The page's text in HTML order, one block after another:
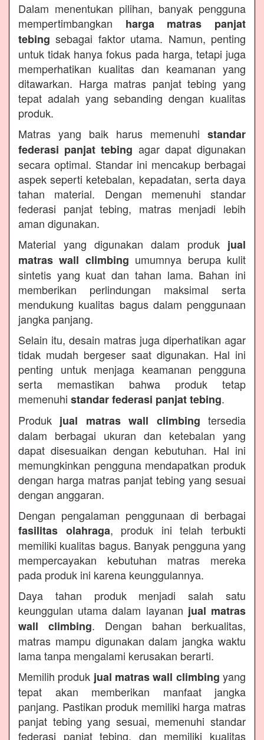
Dalam menentukan pilihan, banyak pengguna
mempertimbangkan harga matras panjat
tebing sebagai faktor utama. Namun, penting
untuk tidak hanya fokus pada harga, tetapi juga
memperhatikan kualitas dan keamanan yang
ditawarkan. Harga matras panjat tebing yang
tepat adalah yang sebanding dengan kualitas
produk.
Matras yang baik harus memenuhi standar
federasi panjat tebing agar dapat digunakan
secara optimal. Standar ini mencakup berbagai
aspek seperti ketebalan, kepadatan, serta daya
tahan material. Dengan memenuhi standar
federasi panjat tebing, matras menjadi lebih
aman digunakan.
Material yang digunakan dalam produk jual
matras wall climbing umumnya berupa kulit
sintetis yang kuat dan tahan lama. Bahan ini
memberikan perlindungan maksimal serta
mendukung kualitas bagus dalam penggunaan
jangka panjang.
Selain itu, desain matras juga diperhatikan agar
tidak mudah bergeser saat digunakan. Hal ini
penting untuk menjaga keamanan pengguna
serta memastikan bahwa produk tetap
memenuhi standar federasi panjat tebing.
Produk jual matras wall climbing tersedia
dalam berbagai ukuran dan ketebalan yang
dapat disesuaikan dengan kebutuhan. Hal ini
memungkinkan pengguna mendapatkan produk
dengan harga matras panjat tebing yang sesuai
dengan anggaran.
Dengan pengalaman penggunaan di berbagai
fasilitas olahraga, produk ini telah terbukti
memiliki kualitas bagus. Banyak pengguna yang
mempercayakan kebutuhan matras mereka
pada produk ini karena keunggulannya.
Daya tahan produk menjadi salah satu
keunggulan utama dalam layanan jual matras
wall climbing. Dengan bahan berkualitas,
matras mampu digunakan dalam jangka waktu
lama tanpa mengalami kerusakan berarti.
Memilih produk jual matras wall climbing yang
tepat akan memberikan manfaat jangka
panjang. Pastikan produk memiliki harga matras
panjat tebing yang sesuai, memenuhi standar
federasi panjat tebing, dan memiliki kualitas